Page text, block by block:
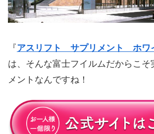
『アスリフト サプリメント ホワ
は、そんな富士フイルムだからこそ
メントなんですね！